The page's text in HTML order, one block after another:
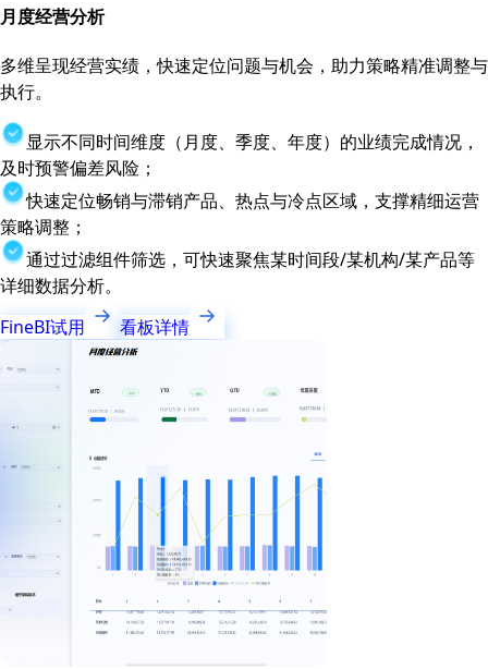
月度经营分析
多维呈现经营实绩，快速定位问题与机会，助力策略精准调整与
执行。
显示不同时间维度（月度、季度、年度）的业绩完成情况，
及时预警偏差风险；
快速定位畅销与滞销产品、热点与冷点区域，支撑精细运营
策略调整；
通过过滤组件筛选，可快速聚焦某时间段/某机构/某产品等
详细数据分析。
FineBI试用
看板详情